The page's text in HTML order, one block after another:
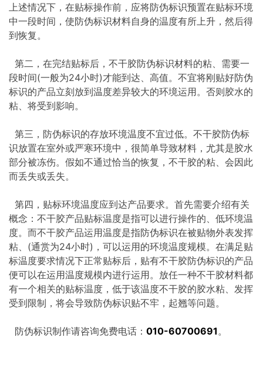
上述情况下，在贴标操作前，应将防伪标识预置在贴标环境
中一段时间，使防伪标识材料自身的温度有所上升，然后得
到恢复。
第二，在完结贴标后，不干胶防伪标识材料的粘、需要一
段时间(一般为24小时)才能到达、高值。不宜将刚贴好防伪
标识的产品立刻放到温度差异较大的环境运用。否则胶水的
粘、将受到影响。
第三，防伪标识的存放环境温度不宜过低。不干胶防伪标
识放置在室外或严寒环境中，很简单导致材料，尤其是胶水
部分被冻伤。假如不通过恰当的恢复，不干胶的粘、会因此
而丢失或丢失。
第四，贴标环境温度应到达产品要求。首先需要介绍有关
概念：不干胶产品贴标温度是指可以进行操作的、低环境温
度。而不干胶产品运用温度是指防伪标识在被贴物外表发挥
粘、(通赏为24小时)，可以运用的环境温度规模。在满足贴
标温度要求情况下正常贴标后，贴有不干胶防伪标识的产品
便可以在运用温度规模内进行运用。放任一种不干胶材料都
有一个相关的贴标温度，低于该温度不干胶的胶水粘、发挥
受到限制，将会导致防伪标识贴不牢，起翘等问题。
防伪标识制作请咨询免费电话： 010-60700691 。